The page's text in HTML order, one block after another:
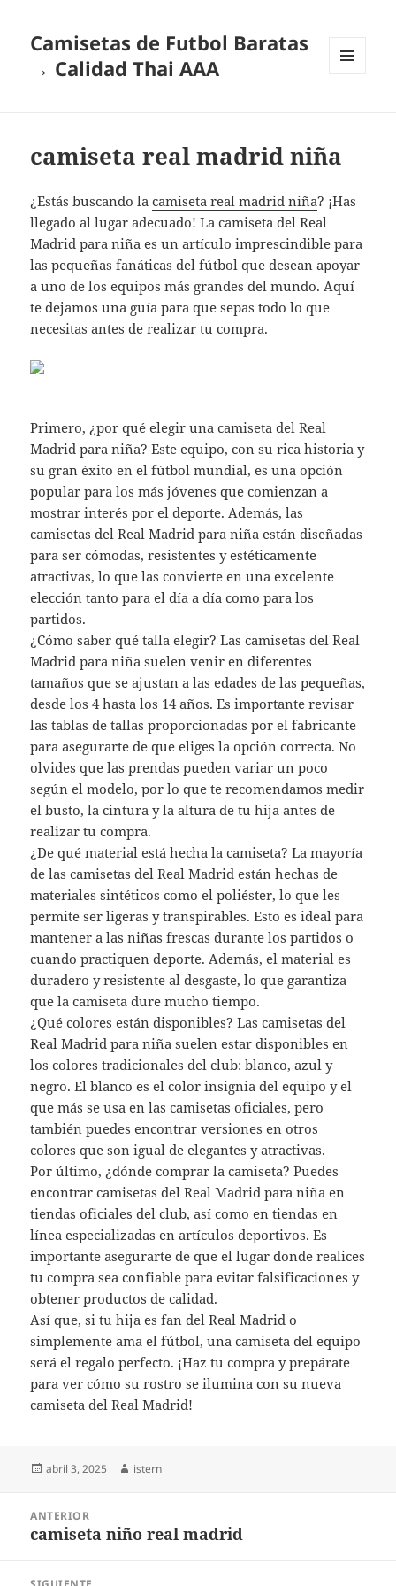
Camisetas de Futbol Baratas
→ Calidad Thai AAA
camiseta real madrid niña
¿Estás buscando lacamiseta real madrid niña? ¡Has
llegado al lugar adecuado! La camiseta del Real
Madrid para niña es un artículo imprescindible para
las pequeñas fanáticas del fútbol que desean apoyar
a uno de los equipos más grandes del mundo. Aquí
te dejamos una guía para que sepas todo lo que
necesitas antes de realizar tu compra.
Primero, ¿por qué elegir una camiseta del Real
Madrid para niña? Este equipo, con su rica historia y
su gran éxito en el fútbol mundial, es una opción
popular para los más jóvenes que comienzan a
mostrar interés por el deporte. Además, las
camisetas del Real Madrid para niña están diseñadas
para ser cómodas, resistentes y estéticamente
atractivas, lo que las convierte en una excelente
elección tanto para el día a día como para los
partidos.
¿Cómo saber qué talla elegir? Las camisetas del Real
Madrid para niña suelen venir en diferentes
tamaños que se ajustan a las edades de las pequeñas,
desde los 4 hasta los 14 años. Es importante revisar
las tablas de tallas proporcionadas por el fabricante
para asegurarte de que eliges la opción correcta. No
olvides que las prendas pueden variar un poco
según el modelo, por lo que te recomendamos medir
el busto, la cintura y la altura de tu hija antes de
realizar tu compra.
¿De qué material está hecha la camiseta? La mayoría
de las camisetas del Real Madrid están hechas de
materiales sintéticos como el poliéster, lo que les
permite ser ligeras y transpirables. Esto es ideal para
mantener a las niñas frescas durante los partidos o
cuando practiquen deporte. Además, el material es
duradero y resistente al desgaste, lo que garantiza
que la camiseta dure mucho tiempo.
¿Qué colores están disponibles? Las camisetas del
Real Madrid para niña suelen estar disponibles en
los colores tradicionales del club: blanco, azul y
negro. El blanco es el color insignia del equipo y el
que más se usa en las camisetas oficiales, pero
también puedes encontrar versiones en otros
colores que son igual de elegantes y atractivas.
Por último, ¿dónde comprar la camiseta? Puedes
encontrar camisetas del Real Madrid para niña en
tiendas oficiales del club, así como en tiendas en
línea especializadas en artículos deportivos. Es
importante asegurarte de que el lugar donde realices
tu compra sea confiable para evitar falsificaciones y
obtener productos de calidad.
Así que, si tu hija es fan del Real Madrid o
simplemente ama el fútbol, una camiseta del equipo
será el regalo perfecto. ¡Haz tu compra y prepárate
para ver cómo su rostro se ilumina con su nueva
camiseta del Real Madrid!
Publicado
abril 3, 2025 Autor
istern
entradas
ANTERIOR
Entrada
camiseta niño real madrid